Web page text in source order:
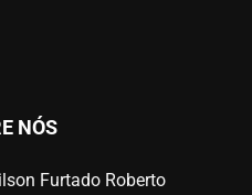
NÓS
Furtado Roberto